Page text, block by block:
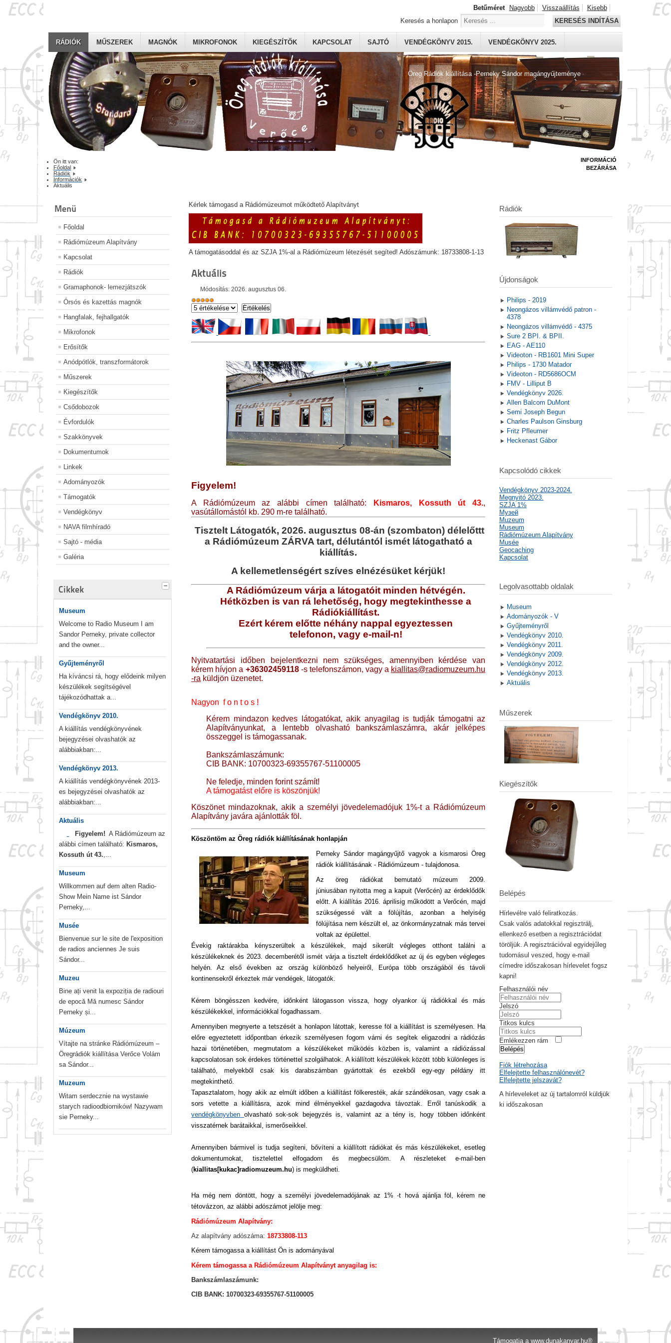
Öreg Rádiók kiállítása -Perneky Sándor magángyűjteménye
RÁDIÓK MŰSZEREK MAGNÓK MIKROFONOK KIEGÉSZÍTŐK KAPCSOLAT SAJTÓ VENDÉGKÖNYV 2015. VENDÉGKÖNYV 2025.
Betűméret Nagyobb Visszaállítás
Kisebb
Keresés a honlapon
KERESÉS INDÍTÁSA
Ön itt van:
Főoldal
Rádiók
Információk
Aktuális
Menü
Főoldal
Rádiómúzeum Alapítvány
Kapcsolat
Rádiók
Gramaphonok- lemezjátszók
Órsós és kazettás magnók
Hangfalak, fejhallgatók
Mikrofonok
Erősítők
Anódpótlók, transzformátorok
Műszerek
Kiegészítők
Csődobozok
Évfordulók
Szakkönyvek
Dokumentumok
Linkek
Adományozók
Támogatók
Vendégkönyv
NAVA filmhíradó
Sajtó - média
Galéria
Cikkek
Museum
Welcome to Radio Museum I am
Sandor Perneky, private collector
and the owner...
Gyűjteményről
Ha kíváncsi rá, hogy elődeink milyen
készülékek segítségével
tájékozódhattak a...
Vendégkönyv 2010.
A kiállítás vendégkönyvének
bejegyzései olvashatók az
alábbiakban:...
Vendégkönyv 2013.
A kiállítás vendégkönyvének 2013-
es bejegyzései olvashatók az
alábbiakban:...
Aktuális
Figyelem! A Rádiómúzeum az
alábbi címen található: Kismaros,
Kossuth út 43.,...
Museum
Willkommen auf dem alten Radio-
Show Mein Name ist Sándor
Perneky,...
Musée
Bienvenue sur le site de l'exposition
de radios anciennes Je suis
Sándor...
Muzeu
Bine ați venit la expoziția de radiouri
de epocă Mă numesc Sándor
Perneky și...
Múzeum
Vítajte na stránke Rádiómúzeum –
Öregrádiók kiállítása Verőce Volám
sa Sándor...
Muzeum
Witam serdecznie na wystawie
starych radioodbiorników! Nazywam
sie Perneky...
Kérlek támogasd a Rádiómúzeumot működtető Alapítványt
A támogatásoddal és az SZJA 1%-al a Rádiómúzeum létezését segíted! Adószámunk: 18733808-1-13
Aktuális
Módosítás: 2026. augusztus 06.
Figyelem!
A Rádiómúzeum az alábbi címen található: Kismaros, Kossuth út 43.,
vasútállomástól kb. 290 m-re található.
Tisztelt Látogatók, 2026. augusztus 08-án (szombaton) délelőttt
a Rádiómúzeum ZÁRVA tart, délutántól ismét látogatható a
kiállítás.
A kellemetlenségért szíves elnézésüket kérjük!
A Rádiómúzeum várja a látogatóit minden hétvégén.
Hétközben is van rá lehetőség, hogy megtekinthesse a
Rádiókiállítást.
Ezért kérem előtte néhány nappal egyeztessen
telefonon, vagy e-mail-n!
Nyitvatartási időben bejelentkezni nem szükséges, amennyiben kérdése van
kérem hívjon a +36302459118-s telefonszámon, vagy a kiallitas@radiomuzeum.hu
-ra küldjön üzenetet.
Nagyon f o n t o s !
Kérem mindazon kedves látogatókat, akik anyagilag is tudják támogatni az
Alapítványunkat, a lentebb olvasható bankszámlaszámra, akár jelképes
összeggel is támogassanak.
Bankszámlaszámunk:
CIB BANK: 10700323-69355767-51100005
Ne feledje, minden forint számít!
A támogatást előre is köszönjük!
Köszönet mindazoknak, akik a személyi jövedelemadójuk 1%-t a Rádiómúzeum
Alapítvány javára ajánlották föl.
Köszöntöm az Öreg rádiók kiállításának honlapján
Perneky Sándor magángyűjtő vagyok a kismarosi Öreg
rádiók kiállításának - Rádiómúzeum - tulajdonosa.
Az öreg rádiókat bemutató múzeum 2009.
júniusában nyitotta meg a kapuit (Verőcén) az érdeklődők
előtt. A kiállítás 2016. áprilisig működött a Verőcén, majd
szükségessé vált a fölújítás, azonban a helyiség
fölújítása nem készült el, az önkormányzatnak más tervei
voltak az épülettel.
Évekig raktárakba kényszerültek a készülékek, majd sikerült végleges otthont találni a
készülékeknek és 2023. decemberétől ismét várja a tisztelt érdeklődőket az új és egyben végleges
helyén. Az első években az ország különböző helyeiről, Európa több országából és távoli
kontinensekről érkeztek már vendégek, látogatók.
Kérem böngésszen kedvére, időnként látogasson vissza, hogy olyankor új rádiókkal és más
készülékekkel, információkkal fogadhassam.
Amennyiben megnyerte a tetszését a honlapon látottak, keresse föl a kiállítást is személyesen. Ha
előre egyeztetett időpontban érkezik személyesen fogom várni és segítek eligazodni a rádiózás
hazai történetében, megmutatom a készülékeket működés közben is, valamint a rádiózással
kapcsolatosan sok érdekes történettel szolgálhatok. A kiállított készülékek között több különleges is
található, melyekből csak kis darabszámban gyártottak és ezekből egy-egy példány itt
megtekinthető.
Tapasztalatom, hogy akik az elmúlt időben a kiállítást fölkeresték, akár szándékosan, vagy csak a
sors vetette a kiállításra, azok mind élményekkel gazdagodva távoztak. Erről tanúskodik a
vendégkönyvben olvasható sok-sok bejegyzés is, valamint az a tény is, hogy többen időnként
visszatérnek barátaikkal, ismerőseikkel.
Amennyiben bármivel is tudja segíteni, bővíteni a kiállított rádiókat és más készülékeket, esetleg
dokumentumokat, tisztelettel elfogadom és megbecsülöm. A részleteket e-mail-ben
(kiallitas[kukac]radiomuzeum.hu) is megküldheti.
Ha még nem döntött, hogy a személyi jövedelemadójának az 1% -t hová ajánlja föl, kérem ne
tétovázzon, az alábbi adószámot jelölje meg:
Rádiómúzeum Alapítvány:
Az alapítvány adószáma:18733808-113
Kérem támogassa a kiállítást Ön is adományával
Kérem támogassa a Rádiómúzeum Alapítványt anyagilag is:
Bankszámlaszámunk:
CIB BANK: 10700323-69355767-51100005
INFORMÁCIÓ
BEZÁRÁSA
Rádiók
Újdonságok
Philips - 2019
Neongázos villámvédő patron -
4378
Neongázos villámvédő - 4375
Sure 2 BPI. & BPII.
EAG - AE110
Videoton - RB1601 Mini Super
Philips - 1730 Matador
Videoton - RD5686OCM
FMV - Lilliput B
Vendégkönyv 2026.
Allen Balcom DuMont
Semi Joseph Begun
Charles Paulson Ginsburg
Fritz Pfleumer
Heckenast Gábor
Kapcsolódó cikkek
Vendégkönyv 2023-2024.
Megnyitó 2023.
SZJA 1%
Mузей
Muzeum
Museum
Rádiómúzeum Alapítvány
Musée
Geocaching
Kapcsolat
Legolvasottabb oldalak
Museum
Adományozók - V
Gyűjteményről
Vendégkönyv 2010.
Vendégkönyv 2011.
Vendégkönyv 2009.
Vendégkönyv 2012.
Vendégkönyv 2013.
Aktuális
Műszerek
Kiegészítők
Belépés
Hírlevélre való feliratkozás.
Csak valós adatokkal regisztrálj,
ellenkező esetben a regisztrációdat
töröljük. A regisztrációval egyidejűleg
tudomásul veszed, hogy e-mail
címedre időszakosan hírlevelet fogsz
kapni!
Felhasználói név
Jelszó
Titkos kulcs
Emlékezzen rám
Belépés
Fiók létrehozása
Elfelejtette felhasználónevét?
Elfelejtette jelszavát?
A hírleveleket az új tartalomról küldjük
ki időszakosan
Támogatja a www.dunakanyar.hu®